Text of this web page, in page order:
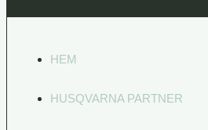
HEM
HUSQVARNA PARTNER